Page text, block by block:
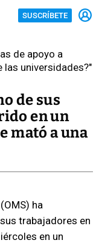
SUSCRÍBETE
de apoyo a
las universidades?"
de sus
en un
mató a una
ha
trabajadores en
en un